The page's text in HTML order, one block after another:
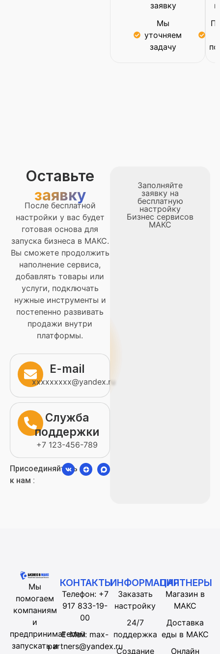
заявку
Мы
уточняем
задачу
Оставьте
заявку
После бесплатной
настройки у вас будет
готовая основа для
запуска бизнеса в МАКС.
Вы сможете продолжить
наполнение сервиса,
добавлять товары или
услуги, подключать
нужные инструменты и
постепенно развивать
продажи внутри
платформы.
E-mail
xxxxxxxxx@yandex.ru
Служба
поддержки
+7 123-456-789
Присоединяйтесь
к нам :
Заполняйте
заявку на
бесплатную
настройку
Бизнес сервисов
МАКС
Мы
помогаем
компаниям
и
предпринимателям
запускать и
КОНТАКТЫ
Телефон: +7
917 833-19-
00
E-Mail: max-
partners@yandex.ru
ИНФОРМАЦИЯ
Заказать
настройку
24/7
поддержка
Создание
ПАРТНЕРЫ
Магазин в
МАКС
Доставка
еды в МАКС
Онлайн